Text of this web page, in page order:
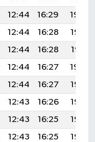
12:44 16:29
19:34
12:44 16:28
19:32
12:44 16:28
19:31
12:44 16:27
19:30
12:44 16:27
19:28
12:43 16:26
19:27
12:43 16:25
19:26
12:43 16:25
19:25